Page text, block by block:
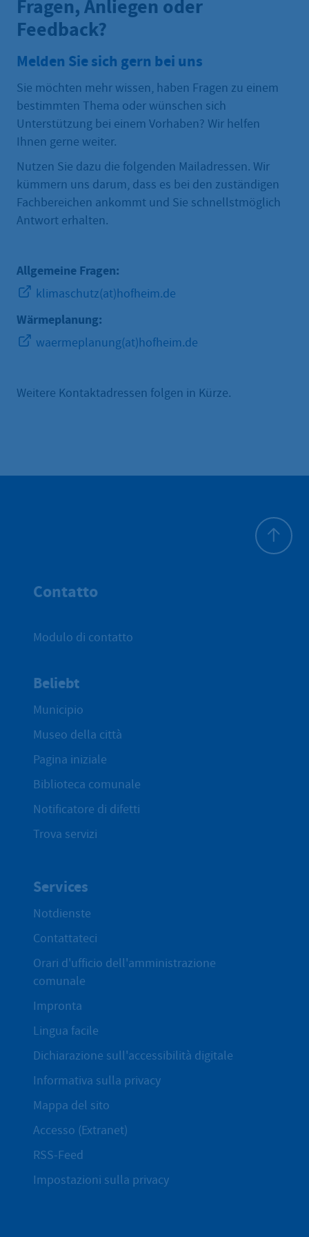
Fragen, Anliegen oder
Feedback?
Melden Sie sich gern bei uns
Sie möchten mehr wissen, haben Fragen zu einem
bestimmten Thema oder wünschen sich
Unterstützung bei einem Vorhaben? Wir helfen
Ihnen gerne weiter.
Nutzen Sie dazu die folgenden Mailadressen. Wir
kümmern uns darum, dass es bei den zuständigen
Fachbereichen ankommt und Sie schnellstmöglich
Antwort erhalten.
Allgemeine Fragen:
klimaschutz(at)hofheim.de
Wärmeplanung:
waermeplanung(at)hofheim.de
Weitere Kontaktadressen folgen in Kürze.
Contatto
Modulo di contatto
Beliebt
Municipio
Museo della città
Pagina iniziale
Biblioteca comunale
Notificatore di difetti
Trova servizi
Services
Notdienste
Contattateci
Orari d'ufficio dell'amministrazione
comunale
Impronta
Lingua facile
Dichiarazione sull'accessibilità digitale
Informativa sulla privacy
Mappa del sito
Accesso (Extranet)
RSS-Feed
Impostazioni sulla privacy